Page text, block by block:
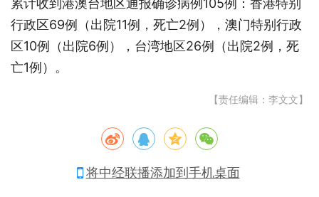
累计收到港澳台地区通报确诊病例105例：香港特别
行政区69例（出院11例，死亡2例），澳门特别行政
区10例（出院6例），台湾地区26例（出院2例，死
亡1例）。
【责任编辑：李文文】
将中经联播添加到手机桌面